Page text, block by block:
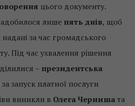
цього документу.
лише пять днів, щоб
за час громадського
Під час ухвалення рішення
– президентська
запуск платної послуги
виникли в Олега Чернишата